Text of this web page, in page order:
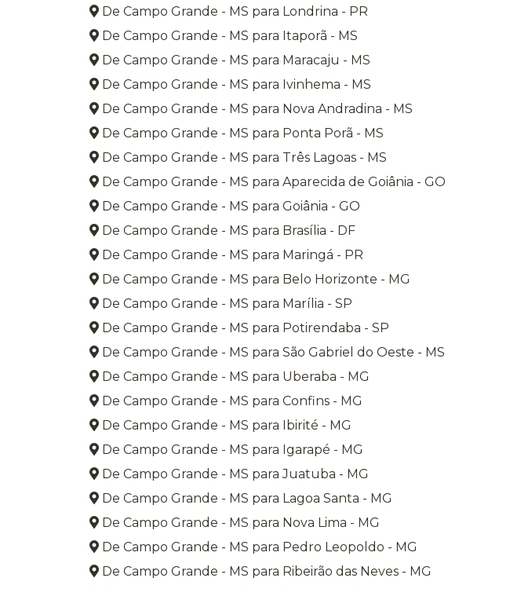
De Campo Grande - MS para Londrina - PR
De Campo Grande - MS para Itaporã - MS
De Campo Grande - MS para Maracaju - MS
De Campo Grande - MS para Ivinhema - MS
De Campo Grande - MS para Nova Andradina - MS
De Campo Grande - MS para Ponta Porã - MS
De Campo Grande - MS para Três Lagoas - MS
De Campo Grande - MS para Aparecida de Goiânia - GO
De Campo Grande - MS para Goiânia - GO
De Campo Grande - MS para Brasília - DF
De Campo Grande - MS para Maringá - PR
De Campo Grande - MS para Belo Horizonte - MG
De Campo Grande - MS para Marília - SP
De Campo Grande - MS para Potirendaba - SP
De Campo Grande - MS para São Gabriel do Oeste - MS
De Campo Grande - MS para Uberaba - MG
De Campo Grande - MS para Confins - MG
De Campo Grande - MS para Ibirité - MG
De Campo Grande - MS para Igarapé - MG
De Campo Grande - MS para Juatuba - MG
De Campo Grande - MS para Lagoa Santa - MG
De Campo Grande - MS para Nova Lima - MG
De Campo Grande - MS para Pedro Leopoldo - MG
De Campo Grande - MS para Ribeirão das Neves - MG